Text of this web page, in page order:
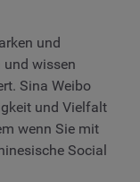
und
und wissen
Sina Weibo
und Vielfalt
wenn Sie mit
Social